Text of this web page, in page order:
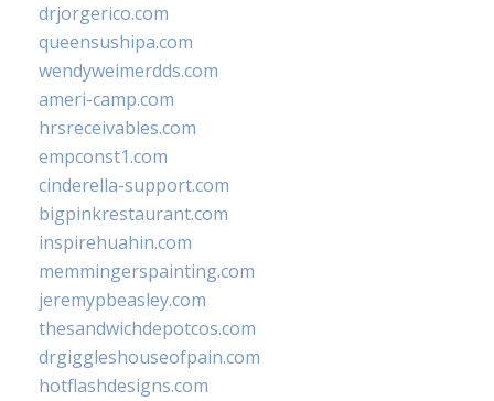
drjorgerico.com
queensushipa.com
wendyweimerdds.com
ameri-camp.com
hrsreceivables.com
empconst1.com
cinderella-support.com
bigpinkrestaurant.com
inspirehuahin.com
memmingerspainting.com
jeremypbeasley.com
thesandwichdepotcos.com
drgiggleshouseofpain.com
hotflashdesigns.com